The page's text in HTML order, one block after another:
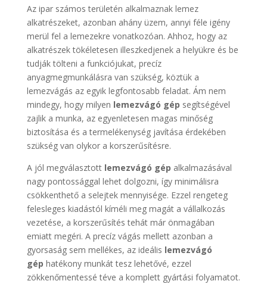
Az ipar számos területén alkalmaznak lemez
alkatrészeket, azonban ahány üzem, annyi féle igény
merül fel a lemezekre vonatkozóan. Ahhoz, hogy az
alkatrészek tökéletesen illeszkedjenek a helyükre és be
tudják tölteni a funkciójukat, precíz
anyagmegmunkálásra van szükség, köztük a
lemezvágás az egyik legfontosabb feladat. Ám nem
mindegy, hogy milyen lemezvágó gép segítségével
zajlik a munka, az egyenletesen magas minőség
biztosítása és a termelékenység javítása érdekében
szükség van olykor a korszerűsítésre.
A jól megválasztott lemezvágó gép alkalmazásával
nagy pontossággal lehet dolgozni, így minimálisra
csökkenthető a selejtek mennyisége. Ezzel rengeteg
felesleges kiadástól kíméli meg magát a vállalkozás
vezetése, a korszerűsítés tehát már önmagában
emiatt megéri. A precíz vágás mellett azonban a
gyorsaság sem mellékes, az ideális lemezvágó
gép hatékony munkát tesz lehetővé, ezzel
zökkenőmentessé téve a komplett gyártási folyamatot.